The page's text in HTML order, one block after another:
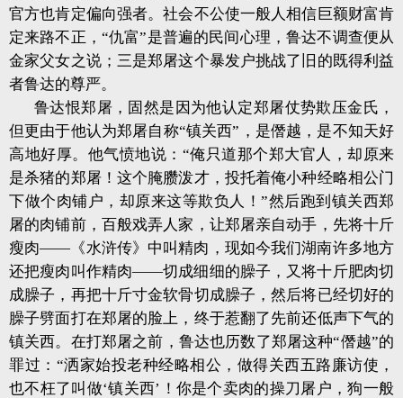
官方也肯定偏向强者。社会不公使一般人相信巨额财富肯
定来路不正，“仇富”是普遍的民间心理，鲁达不调查便从
金家父女之说；三是郑屠这个暴发户挑战了旧的既得利益
者鲁达的尊严。
鲁达恨郑屠，固然是因为他认定郑屠仗势欺压金氏，
但更由于他认为郑屠自称“镇关西”，是僭越，是不知天好
高地好厚。他气愤地说：“俺只道那个郑大官人，却原来
是杀猪的郑屠！这个腌臜泼才，投托着俺小种经略相公门
下做个肉铺户，却原来这等欺负人！”然后跑到镇关西郑
屠的肉铺前，百般戏弄人家，让郑屠亲自动手，先将十斤
瘦肉——《水浒传》中叫精肉，现如今我们湖南许多地方
还把瘦肉叫作精肉——切成细细的臊子，又将十斤肥肉切
成臊子，再把十斤寸金软骨切成臊子，然后将已经切好的
臊子劈面打在郑屠的脸上，终于惹翻了先前还低声下气的
镇关西。在打郑屠之前，鲁达也历数了郑屠这种“僭越”的
罪过：“洒家始投老种经略相公，做得关西五路廉访使，
也不枉了叫做‘镇关西’！你是个卖肉的操刀屠户，狗一般